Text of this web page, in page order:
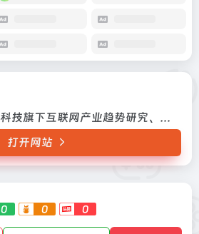
【报告】腾讯科技旗下互联网产业趋势研究、案例与数据分析专业机构。
打开网站
0 0 0